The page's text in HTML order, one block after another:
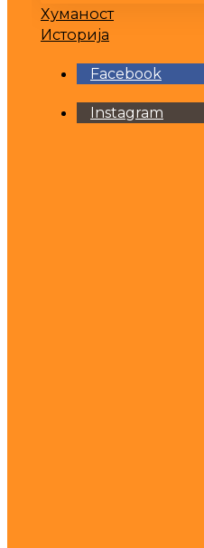
Хуманост
Историја
Facebook
Instagram